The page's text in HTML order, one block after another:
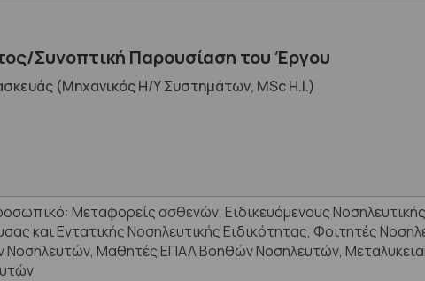
Συνοπτική Παρουσίαση του Έργου
(Μηχανικός Η/Υ Συστημάτων, MSc H.I.)
Μεταφορείς ασθενών, Ειδικευόμενους Νοσηλευτικής
και Εντατικής Νοσηλευτικής Ειδικότητας, Φοιτητές
Νοσηλευτών, Μαθητές ΕΠΑΛ Βοηθών Νοσηλευτών,